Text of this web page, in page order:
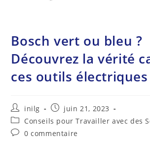
Bosch vert ou bleu ?
Découvrez la vérité
ces outils électriques
Auteur/autrice
de
la
publication :
inilg
Publication
publiée :
juin 21, 2023
Post
category:
Conseils pour Travailler avec des
Commentaires
0 commentaire